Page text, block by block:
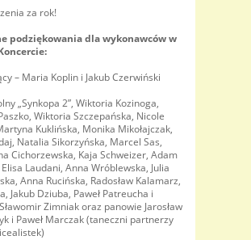
za rok!
podziękowania dla wykonawców w
– Maria Koplin i Jakub Czerwiński
„Synkopa 2”, Wiktoria Kozinoga,
Wiktoria Szczepańska, Nicole
Kuklińska, Monika Mikołajczak,
Natalia Sikorzyńska, Marcel Sas,
Cichorzewska, Kaja Schweizer, Adam
Laudani, Anna Wróblewska, Julia
Anna Rucińska, Radosław Kalamarz,
Jakub Dziuba, Paweł Patreucha i
Zimniak oraz panowie Jarosław
i Paweł Marczak (taneczni partnerzy